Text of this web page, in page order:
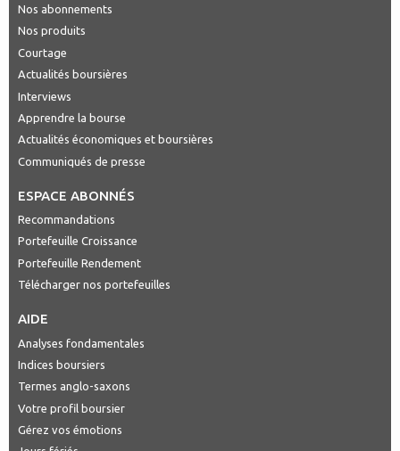
Nos abonnements
Nos produits
Courtage
Actualités boursières
Interviews
Apprendre la bourse
Actualités économiques et boursières
Communiqués de presse
ESPACE ABONNÉS
Recommandations
Portefeuille Croissance
Portefeuille Rendement
Télécharger nos portefeuilles
AIDE
Analyses fondamentales
Indices boursiers
Termes anglo-saxons
Votre profil boursier
Gérez vos émotions